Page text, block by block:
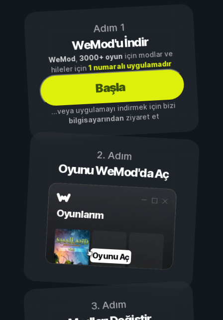
Adım 1
WeMod'u İndir
WeMod,3000+ oyuniçin modlar ve
hileler için1 numaralı uygulamadır
Başla
...veya uygulamayı indirmek için bizi
bilgisayarından ziyaret et
2. Adım
Oyunu WeMod'da Aç
Oyunlarım
Oyunu Aç
3. Adım